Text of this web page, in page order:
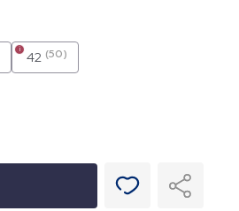
42 (50)
i